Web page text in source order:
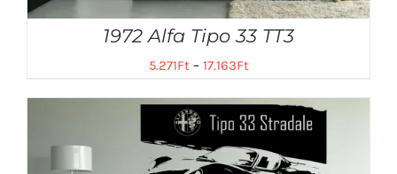
1972 Alfa Tipo 33 TT3
5.271Ft– 17.163Ft